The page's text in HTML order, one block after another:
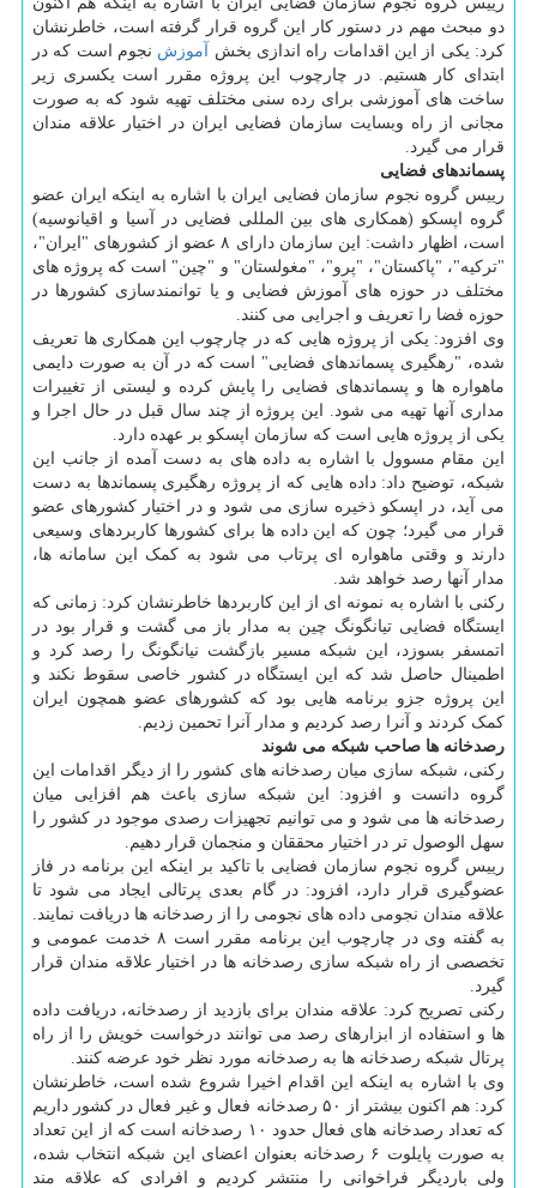
دو مبحث مهم در دستور کار این گروه قرار گرفته است، خاطرنشان
کرد: یکی از این اقدامات راه اندازی بخش آموزش نجوم است که در
ابتدای کار هستیم. در چارچوب این پروژه مقرر است یکسری زیر
ساخت های آموزشی برای رده سنی مختلف تهیه شود که به صورت
مجانی از راه وبسایت سازمان فضایی ایران در اختیار علاقه مندان
قرار می گیرد.
پسماندهای فضایی
رییس گروه نجوم سازمان فضایی ایران با اشاره به اینکه ایران عضو
گروه اپسکو (همکاری های بین المللی فضایی در آسیا و اقیانوسیه)
است، اظهار داشت: این سازمان دارای ۸ عضو از کشورهای "ایران"،
"ترکیه"، "پاکستان"، "پرو"، "مغولستان" و "چین" است که پروژه های
مختلف در حوزه های آموزش فضایی و یا توانمندسازی کشورها در
حوزه فضا را تعریف و اجرایی می کنند.
وی افزود: یکی از پروژه هایی که در چارچوب این همکاری ها تعریف
شده، "رهگیری پسماندهای فضایی" است که در آن به صورت دایمی
ماهواره ها و پسماندهای فضایی را پایش کرده و لیستی از تغییرات
مداری آنها تهیه می شود. این پروژه از چند سال قبل در حال اجرا و
یکی از پروژه هایی است که سازمان اپسکو بر عهده دارد.
این مقام مسوول با اشاره به داده های به دست آمده از جانب این
شبکه، توضیح داد: داده هایی که از پروژه رهگیری پسماندها به دست
می آید، در اپسکو ذخیره سازی می شود و در اختیار کشورهای عضو
قرار می گیرد؛ چون که این داده ها برای کشورها کاربردهای وسیعی
دارند و وقتی ماهواره ای پرتاب می شود به کمک این سامانه ها،
مدار آنها رصد خواهد شد.
رکنی با اشاره به نمونه ای از این کاربردها خاطرنشان کرد: زمانی که
ایستگاه فضایی تیانگونگ چین به مدار باز می گشت و قرار بود در
اتمسفر بسوزد، این شبکه مسیر بازگشت نیانگونگ را رصد کرد و
اطمینال حاصل شد که این ایستگاه در کشور خاصی سقوط نکند و
این پروژه جزو برنامه هایی بود که کشورهای عضو همچون ایران
کمک کردند و آنرا رصد کردیم و مدار آنرا تحمین زدیم.
رصدخانه ها صاحب شبکه می شوند
رکنی، شبکه سازی میان رصدخانه های کشور را از دیگر اقدامات این
گروه دانست و افزود: این شبکه سازی باعث هم افزایی میان
رصدخانه ها می شود و می توانیم تجهیزات رصدی موجود در کشور را
سهل الوصول تر در اختیار محققان و منجمان قرار دهیم.
رییس گروه نجوم سازمان فضایی با تاکید بر اینکه این برنامه در فاز
عضوگیری قرار دارد، افزود: در گام بعدی پرتالی ایجاد می شود تا
علاقه مندان نجومی داده های نجومی را از رصدخانه ها دریافت نمایند.
به گفته وی در چارچوب این برنامه مقرر است ۸ خدمت عمومی و
تخصصی از راه شبکه سازی رصدخانه ها در اختیار علاقه مندان قرار
گیرد.
رکنی تصریح کرد: علاقه مندان برای بازدید از رصدخانه، دریافت داده
ها و استفاده از ابزارهای رصد می توانند درخواست خویش را از راه
پرتال شبکه رصدخانه ها به رصدخانه مورد نظر خود عرضه کنند.
وی با اشاره به اینکه این اقدام اخیرا شروع شده است، خاطرنشان
کرد: هم اکنون بیشتر از ۵۰ رصدخانه فعال و غیر فعال در کشور داریم
که تعداد رصدخانه های فعال حدود ۱۰ رصدخانه است که از این تعداد
به صورت پایلوت ۶ رصدخانه بعنوان اعضای این شبکه انتخاب شده،
ولی باردیگر فراخوانی را منتشر کردیم و افرادی که علاقه مند